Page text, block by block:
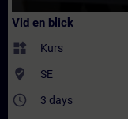
Vid en blick
widgets Kurs
where_to_vote SE
access_time 3 days